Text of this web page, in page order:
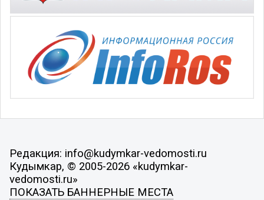
Редакция: info@kudymkar-vedomosti.ru
Кудымкар, © 2005-2026 «kudymkar-
vedomosti.ru»
ПОКАЗАТЬ БАННЕРНЫЕ МЕСТА